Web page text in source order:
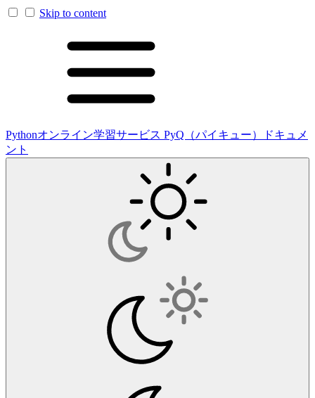
Skip to content
Pythonオンライン学習サービス PyQ（パイキュー）ドキュメ
ント